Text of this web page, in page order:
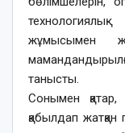
жұмысымен
танысты.
Сонымен қатар,
қабылдап жатқан